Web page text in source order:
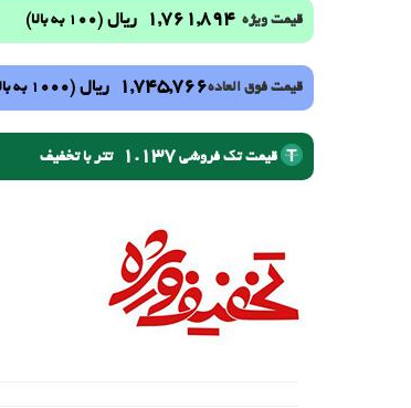
قیمت ویژه 1,761,894 ریال (100 به بالا)
قیمت فوق العاده1,745,766 ریال (1000 به بالا)
قیمت تک فروشی 1.137 تتر با تخفیف